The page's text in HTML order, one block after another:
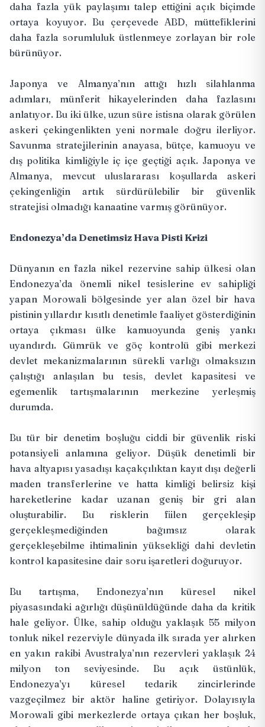
daha fazla yük paylaşımı talep ettiğini açık biçimde
ortaya koyuyor. Bu çerçevede ABD, müttefiklerini
daha fazla sorumluluk üstlenmeye zorlayan bir role
bürünüyor.
Japonya ve Almanya’nın attığı hızlı silahlanma
adımları, münferit hikayelerinden daha fazlasını
anlatıyor. Bu iki ülke, uzun süre istisna olarak görülen
askeri çekingenlikten yeni normale doğru ilerliyor.
Savunma stratejilerinin anayasa, bütçe, kamuoyu ve
dış politika kimliğiyle iç içe geçtiği açık. Japonya ve
Almanya, mevcut uluslararası koşullarda askeri
çekingenliğin artık sürdürülebilir bir güvenlik
stratejisi olmadığı kanaatine varmış görünüyor.
Endonezya’da Denetimsiz Hava Pisti Krizi
Dünyanın en fazla nikel rezervine sahip ülkesi olan
Endonezya’da önemli nikel tesislerine ev sahipliği
yapan Morowali bölgesinde yer alan özel bir hava
pistinin yıllardır kısıtlı denetimle faaliyet gösterdiğinin
ortaya çıkması ülke kamuoyunda geniş yankı
uyandırdı. Gümrük ve göç kontrolü gibi merkezi
devlet mekanizmalarının sürekli varlığı olmaksızın
çalıştığı anlaşılan bu tesis, devlet kapasitesi ve
egemenlik tartışmalarının merkezine yerleşmiş
durumda.
Bu tür bir denetim boşluğu ciddi bir güvenlik riski
potansiyeli anlamına geliyor. Düşük denetimli bir
hava altyapısı yasadışı kaçakçılıktan kayıt dışı değerli
maden transferlerine ve hatta kimliği belirsiz kişi
hareketlerine kadar uzanan geniş bir gri alan
oluşturabilir. Bu risklerin fiilen gerçekleşip
gerçekleşmediğinden bağımsız olarak
gerçekleşebilme ihtimalinin yüksekliği dahi devletin
kontrol kapasitesine dair soru işaretleri doğuruyor.
Bu tartışma, Endonezya’nın küresel nikel
piyasasındaki ağırlığı düşünüldüğünde daha da kritik
hale geliyor. Ülke, sahip olduğu yaklaşık 55 milyon
tonluk nikel rezerviyle dünyada ilk sırada yer alırken
en yakın rakibi Avustralya’nın rezervleri yaklaşık 24
milyon ton seviyesinde. Bu açık üstünlük,
Endonezya’yı küresel tedarik zincirlerinde
vazgeçilmez bir aktör haline getiriyor. Dolayısıyla
Morowali gibi merkezlerde ortaya çıkan her boşluk,